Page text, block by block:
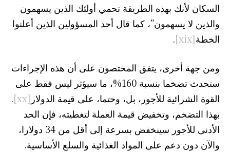
السكان لأنك بهذه الطريقة تحمي أولئك الذين يسهمون
والذين لا يسهمون”، كما قال أحد المسؤولين الذين أعلنوا
الخطة[xix]
.
ومن جهة أخرى، يتفق المختصون على أن هذه الإجراءات
ستحدث تضخما بنسبة 160%، ما سيؤثر ليس فقط على
القوة الشرائية للأجور، بل، وحتما، على قيمة الدولار [xx]
.
بهذا التضخم، وتخفيض قيمة العملة لتغطيته، فإن الحد
الأدنى للأجور سينخفض بسرعة إلى أقل من 34 دولارا،
والآن دون دعم على المواد الغذائية والسلع الأساسية.